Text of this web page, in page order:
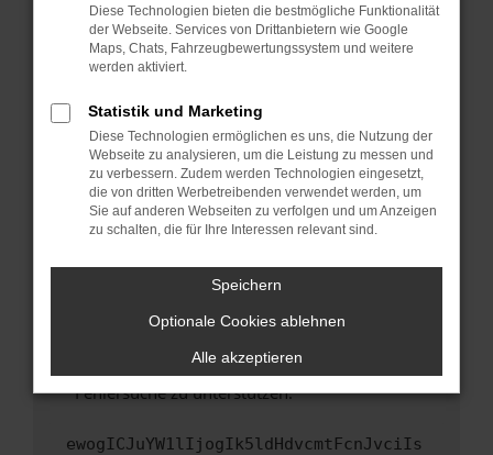
Starte dein Gerät neu.
Das kann manchmal helfen, vorübergehende
Probleme zu beheben.
Betriebssystem auf dem neuesten Stand
sind.
Veraltete Software birgt nicht nur ein
Sicherheitsrisiko, sondern kann auch dazu
führen, dass bestimmte Funktionen nicht mehr
unterstützt werden.
Wende dich an den Webseitenbetreiber.
Wenn du alle oben genannten Schritte versucht
hast, kontaktiere uns bitte. Wir werden
uns diesen Text schicken, um uns bei der
Fehlersuche zu unterstützen:
ewogICJuYW1lIjogIk5ldHdvcmtFcnJvciIs
Diese Technologien bieten die bestmögliche Funktionalität
der Webseite. Services von Drittanbietern wie Google
Maps, Chats, Fahrzeugbewertungssystem und weitere
werden aktiviert.
Statistik und Marketing
Diese Technologien ermöglichen es uns, die Nutzung der
Webseite zu analysieren, um die Leistung zu messen und
zu verbessern. Zudem werden Technologien eingesetzt,
die von dritten Werbetreibenden verwendet werden, um
Sie auf anderen Webseiten zu verfolgen und um Anzeigen
zu schalten, die für Ihre Interessen relevant sind.
Speichern
Optionale Cookies ablehnen
Alle akzeptieren